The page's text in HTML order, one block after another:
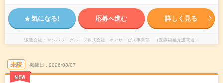
気になる! 応募へ進む 詳しく見る
派遣会社 マンパワーグループ株式会社 ケアサービス事業部 （医療福祉介護関連）
未読
NEW
掲載日 2026/08/07